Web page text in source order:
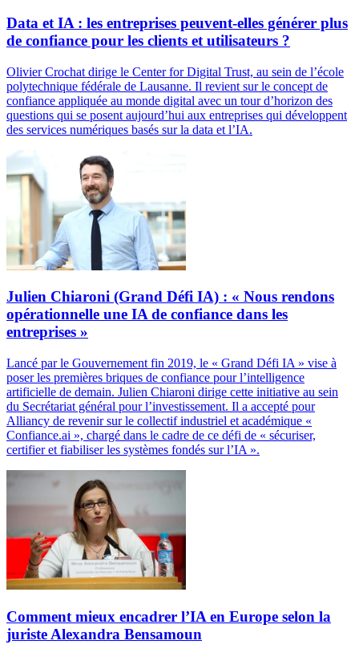
Data et IA : les entreprises peuvent-elles générer plus
de confiance pour les clients et utilisateurs ?
Olivier Crochat dirige le Center for Digital Trust, au sein de l’école
polytechnique fédérale de Lausanne. Il revient sur le concept de
confiance appliquée au monde digital avec un tour d’horizon des
questions qui se posent aujourd’hui aux entreprises qui développent
des services numériques basés sur la data et l’IA.
Julien Chiaroni (Grand Défi IA) : « Nous rendons
opérationnelle une IA de confiance dans les
entreprises »
Lancé par le Gouvernement fin 2019, le « Grand Défi IA » vise à
poser les premières briques de confiance pour l’intelligence
artificielle de demain. Julien Chiaroni dirige cette initiative au sein
du Secrétariat général pour l’investissement. Il a accepté pour
Alliancy de revenir sur le collectif industriel et académique «
Confiance.ai », chargé dans le cadre de ce défi de « sécuriser,
certifier et fiabiliser les systèmes fondés sur l’IA ».
Comment mieux encadrer l’IA en Europe selon la
juriste Alexandra Bensamoun